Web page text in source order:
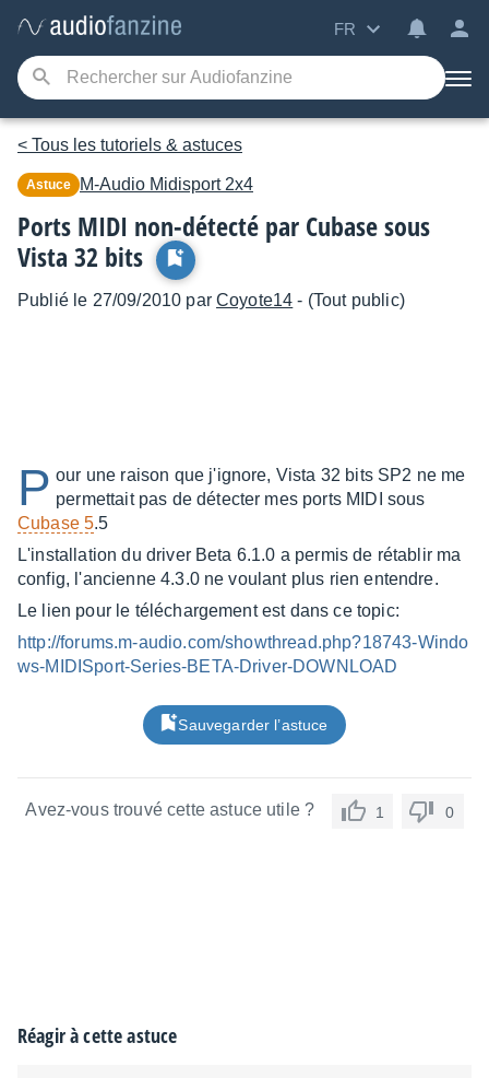
FR
< Tous les tutoriels & astuces
Astuce M-Audio Midisport 2x4
Ports MIDI non-détecté par Cubase sous
Vista 32 bits
Publié le 27/09/2010 parCoyote14 - (Tout public)
P our une raison que j'ignore, Vista 32 bits SP2 ne me
permettait pas de détecter mes ports MIDI sous
Cubase 5.5
L'installation du driver Beta 6.1.0 a permis de rétablir ma
config, l'ancienne 4.3.0 ne voulant plus rien entendre.
Le lien pour le téléchargement est dans ce topic:
http://forums.m-audio.com/showthread.php?18743-Windo
ws-MIDISport-Series-BETA-Driver-DOWNLOAD
Sauvegarder l’astuce
Avez-vous trouvé cette astuce utile ? 1 0
Réagir à cette astuce